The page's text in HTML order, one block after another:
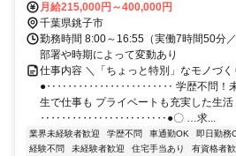
転勤なし ●車通勤OK ●無料駐車場あり
月給215,000円～400,000円
千葉県銚子市
勤務時間 8:00～16:55（実働7時間50分
部署や時期によって変動あり
仕事内容 ＼「ちょっと特別」なモノづく
●‥‥‥‥‥‥‥‥‥‥‥‥ 学歴不問！未経
生で仕事も プライベートも充実した生活
‥‥‥‥‥‥‥‥‥‥‥‥●〇 …求...
業界未経験者歓迎 学歴不問 車通勤OK 即日勤務
経験不問
未経験者歓迎 住宅手当あり 有資格者